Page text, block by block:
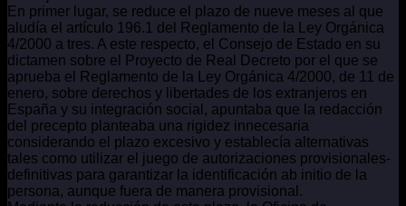
En primer lugar, se reduce el plazo de nueve meses al que
aludía el artículo 196.1 del Reglamento de la Ley Orgánica
4/2000 a tres. A este respecto, el Consejo de Estado en su
dictamen sobre el Proyecto de Real Decreto por el que se
aprueba el Reglamento de la Ley Orgánica 4/2000, de 11 de
enero, sobre derechos y libertades de los extranjeros en
España y su integración social, apuntaba que la redacción
del precepto planteaba una rigidez innecesaria
considerando el plazo excesivo y establecía alternativas
tales como utilizar el juego de autorizaciones provisionales-
definitivas para garantizar la identificación ab initio de la
persona, aunque fuera de manera provisional.